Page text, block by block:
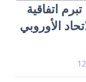
تبرم اتفاقية
الأوروبي